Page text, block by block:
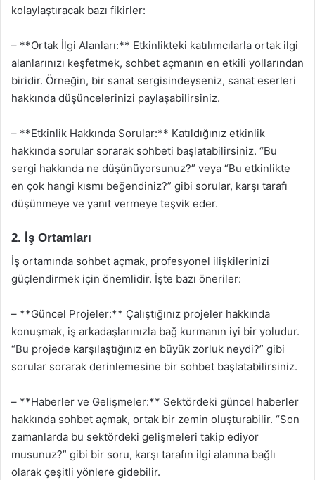
kolaylaştıracak bazı fikirler:
– **Ortak İlgi Alanları:** Etkinlikteki katılımcılarla ortak ilgi
alanlarınızı keşfetmek, sohbet açmanın en etkili yollarından
biridir. Örneğin, bir sanat sergisindeyseniz, sanat eserleri
hakkında düşüncelerinizi paylaşabilirsiniz.
– **Etkinlik Hakkında Sorular:** Katıldığınız etkinlik
hakkında sorular sorarak sohbeti başlatabilirsiniz. “Bu
sergi hakkında ne düşünüyorsunuz?” veya “Bu etkinlikte
en çok hangi kısmı beğendiniz?” gibi sorular, karşı tarafı
düşünmeye ve yanıt vermeye teşvik eder.
2. İş Ortamları
İş ortamında sohbet açmak, profesyonel ilişkilerinizi
güçlendirmek için önemlidir. İşte bazı öneriler:
– **Güncel Projeler:** Çalıştığınız projeler hakkında
konuşmak, iş arkadaşlarınızla bağ kurmanın iyi bir yoludur.
“Bu projede karşılaştığınız en büyük zorluk neydi?” gibi
sorular sorarak derinlemesine bir sohbet başlatabilirsiniz.
– **Haberler ve Gelişmeler:** Sektördeki güncel haberler
hakkında sohbet açmak, ortak bir zemin oluşturabilir. “Son
zamanlarda bu sektördeki gelişmeleri takip ediyor
musunuz?” gibi bir soru, karşı tarafın ilgi alanına bağlı
olarak çeşitli yönlere gidebilir.